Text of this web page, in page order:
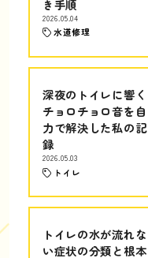
き手順
2026.05.04
水道修理
深夜のトイレに響く
チョロチョロ音を自
力で解決した私の記
録
2026.05.03
トイレ
トイレの水が流れな
い症状の分類と根本